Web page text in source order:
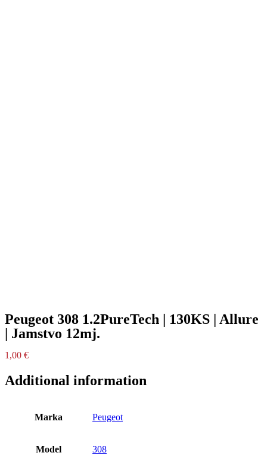
Peugeot 308 1.2PureTech | 130KS | Allure
| Jamstvo 12mj.
1,00 €
Additional information
Marka Peugeot
Model 308